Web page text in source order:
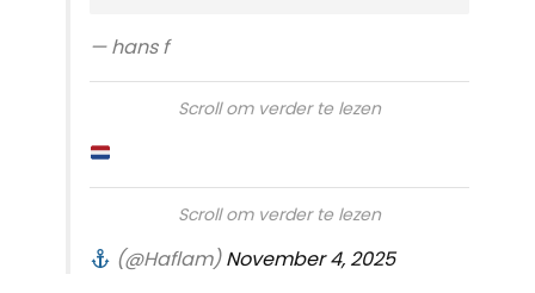
— hans f
Scroll om verder te lezen
Scroll om verder te lezen
(@Haflam)November 4, 2025